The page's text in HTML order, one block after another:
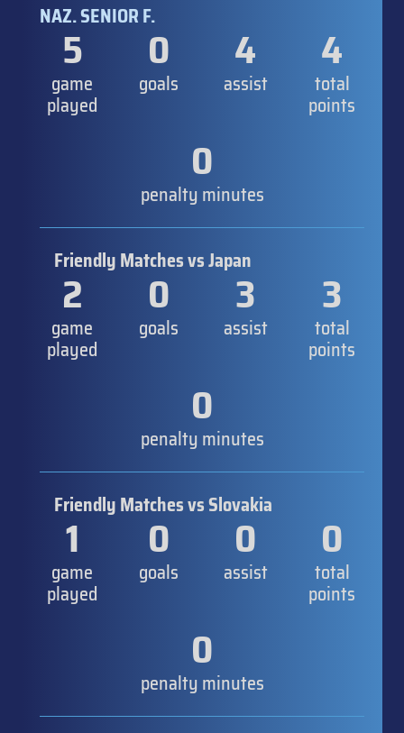
NAZ. SENIOR F.
5
game
played
0
goals
4
assist
4
total
points
0
penalty minutes
Friendly Matches vs Japan
2
game
played
0
goals
3
assist
3
total
points
0
penalty minutes
Friendly Matches vs Slovakia
1
game
played
0
goals
0
assist
0
total
points
0
penalty minutes